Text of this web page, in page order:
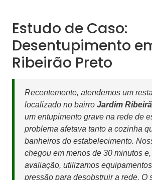
Estudo de Caso:
Desentupimento
Ribeirão Preto
Recentemente, atendemos um
localizado no bairro Jardim
um entupimento grave na rede de
problema afetava tanto a cozinha
banheiros do estabelecimento.
chegou em menos de 30 minutos
avaliação, utilizamos
pressão para desobstruir a rede. O